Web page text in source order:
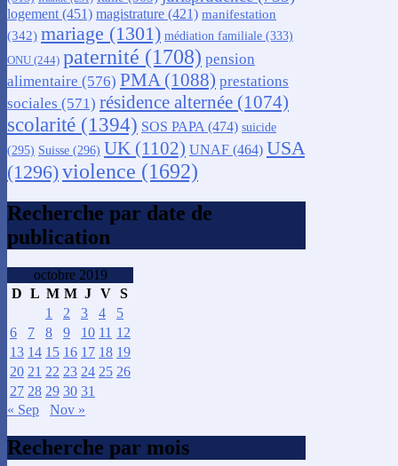
logement (451) magistrature (421) manifestation
(342) mariage (1301) médiation familiale (333)
ONU (244) paternité (1708) pension
alimentaire (576) PMA(1088) prestations
sociales (571) résidence alternée (1074)
scolarité (1394) SOS PAPA(474) suicide
(295) Suisse (296) UK (1102) UNAF (464) USA
(1296)violence (1692)
Recherche par date de
publication
octobre 2019
D L M M J V S
1
2 3 4
5
6
7 8 9 10 11 12
13 14 15 16 17 18 19
20 21 22 23 24 25 26
27 28 29 30 31
« Sep
Nov »
Recherche par mois